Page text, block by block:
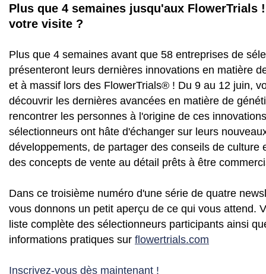
Plus que 4 semaines jusqu'aux FlowerTrials
votre visite ?
Plus que 4 semaines avant que 58 entreprises de
présenteront leurs dernières innovations en matière
et à massif lors des FlowerTrials® ! Du 9 au 12 juin,
découvrir les dernières avancées en matière de
rencontrer les personnes à l'origine de ces
sélectionneurs ont hâte d'échanger sur leurs
développements, de partager des conseils de culture
des concepts de vente au détail prêts à être
Dans ce troisième numéro d'une série de quatre
vous donnons un petit aperçu de ce qui vous attend.
liste complète des sélectionneurs participants ainsi
informations pratiques sur flowertrials.com
Inscrivez-vous dès maintenant !